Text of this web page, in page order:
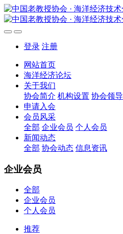
登录 注册
网站首页
海洋经济论坛
关于我们
协会简介 机构设置 协会领导
申请入会
会员风采
全部 企业会员 个人会员
新闻动态
全部 协会动态 信息资讯
企业会员
全部
企业会员
个人会员
推荐